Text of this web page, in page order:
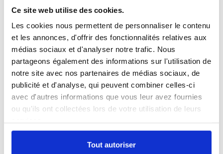
Ce site web utilise des cookies.
Les cookies nous permettent de personnaliser le contenu
et les annonces, d'offrir des fonctionnalités relatives aux
médias sociaux et d'analyser notre trafic. Nous
partageons également des informations sur l'utilisation de
notre site avec nos partenaires de médias sociaux, de
publicité et d'analyse, qui peuvent combiner celles-ci
avec d'autres informations que vous leur avez fournies
ou qu'ils ont collectées lors de votre utilisation de leurs
Tout autoriser
AirPods Pro 1 MageSafe
146,30 €